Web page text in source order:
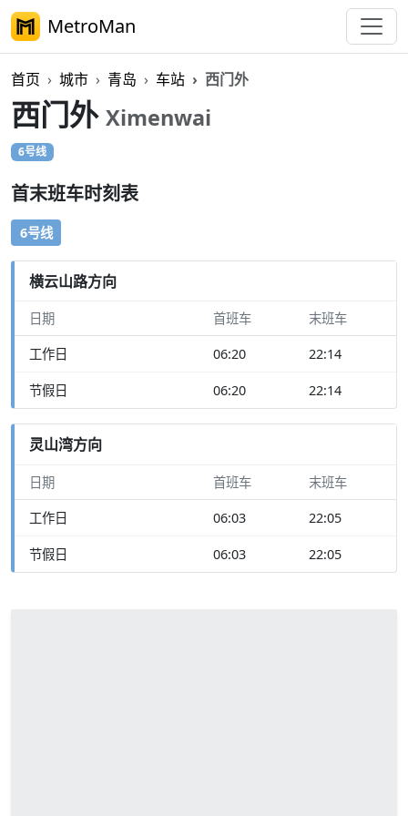
MetroMan
首页 城市 青岛 车站 西门外
西门外 Ximenwai
6号线
首末班车时刻表
6号线
横云山路方向
日期 首班车 末班车
工作日 06:20 22:14
节假日 06:20 22:14
灵山湾方向
日期 首班车 末班车
工作日 06:03 22:05
节假日 06:03 22:05